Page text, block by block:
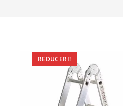
REDUCERI!